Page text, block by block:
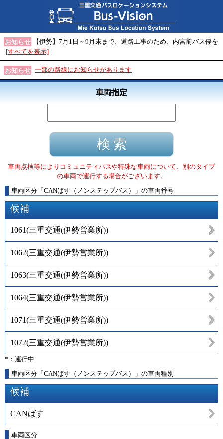
お知らせ
【伊勢】7月1日～9月末まで、道路工事のため、内宮前バス停を
[すべてを表示]
お知らせ 一部の路線にお知らせがあります
車両指定
車両点検等によりコミュニティバスや特殊な車両について、別のタイプ
の車両で運行する場合がございます。
車両区分 「 CANばす（ノンステップバス） 」 の車両番号
候補
1061(三重交通(伊勢営業所))
1062(三重交通(伊勢営業所))
1063(三重交通(伊勢営業所))
1064(三重交通(伊勢営業所))
1071(三重交通(伊勢営業所))
1072(三重交通(伊勢営業所))
*：運行中
車両区分「CANばす（ノンステップバス）」の車両種別
候補
CANばす
車両区分